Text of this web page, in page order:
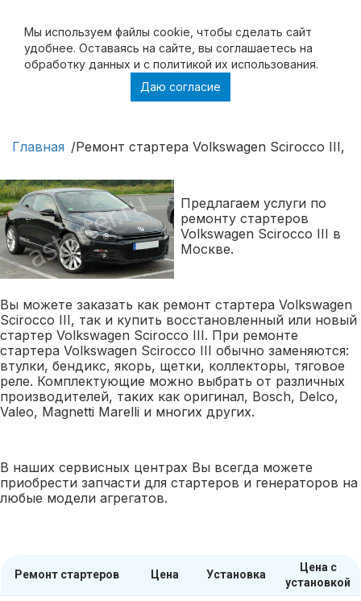
Мы используем файлы cookie, чтобы cделать сайт
удобнее. Оставаясь на сайте, вы соглашаетесь на
обработку данных и с политикой их использования.
Даю согласие
Ремонт стартера Volkswagen Scirocco III,
Главная Ремонт стартера Volkswagen Scirocco III,
Предлагаем услуги по
ремонту стартеров
Volkswagen Scirocco III в
Москве.
Вы можете заказать как ремонт стартера Volkswagen
Scirocco III, так и купить восстановленный или новый
стартер Volkswagen Scirocco III. При ремонте
стартера Volkswagen Scirocco III обычно заменяются:
втулки, бендикс, якорь, щетки, коллекторы, тяговое
реле. Комплектующие можно выбрать от различных
производителей, таких как оригинал, Bosch, Delco,
Valeo, Magnetti Marelli и многих других.
В наших сервисных центрах Вы всегда можете
приобрести запчасти для стартеров и генераторов на
любые модели агрегатов.
Ремонт стартеров Цена Установка
Цена с
установкой